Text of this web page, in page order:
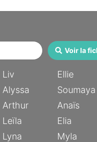
Voir la
Liv
Ellie
Alyssa
Soumaya
Arthur
Anaïs
Leïla
Elia
Lyna
Myla